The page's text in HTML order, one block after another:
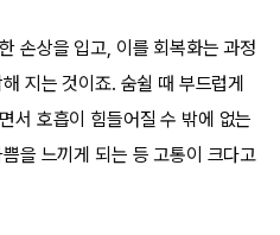
손상을 입고, 이를 회복화는 과정
지는 것이죠. 숨쉴 때 부드럽게
서 호흡이 힘들어질 수 밖에 없는
을 느끼게 되는 등 고통이 크다고